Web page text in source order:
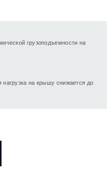
грузоподъемности на
на крышу снижается до